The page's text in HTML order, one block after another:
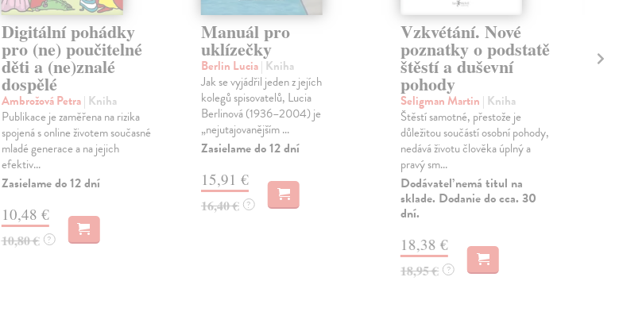
Digitální pohádky
pro (ne) poučitelné
děti a (ne)znalé
dospělé
Ambrožová Petra| Kniha
Publikace je zaměřena na rizika
spojená s online životem současné
mladé generace a na jejich
efektiv...
Zasielame do 12 dní
10,48 €
10,80 € ?
Manuál pro
uklízečky
Berlin Lucia| Kniha
Jak se vyjádřil jeden z jejích
kolegů spisovatelů, Lucia
Berlinová (1936–2004) je
„nejutajovanějším ...
Zasielame do 12 dní
15,91 €
16,40 € ?
Vzkvétání. Nové
poznatky o podstatě
štěstí a duševní
pohody
Seligman Martin | Kniha
Štěstí samotné, přestože je
důležitou součástí osobní pohody,
nedává životu člověka úplný a
pravý sm...
Dodávateľ nemá titul na
sklade. Dodanie do cca. 30
dní.
18,38 €
18,95 € ?